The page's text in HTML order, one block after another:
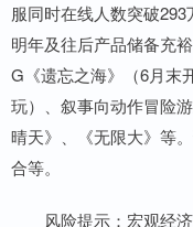
服同时在线人数突破
明年及往后产品储备充
G《遗忘之海》（6月末
玩）、叙事向动作冒险
晴天》、《无限大》等
合等。
风险提示：宏观经济